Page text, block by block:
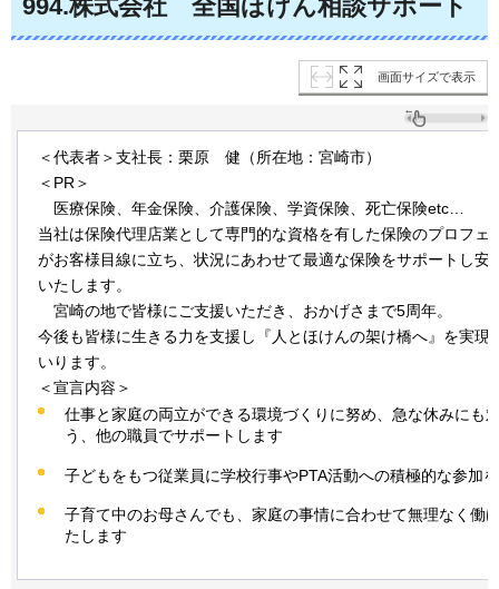
994.株式会社 全国ほけん相談サポート
画面サイズで表示
＜代表者＞支社長：栗原 健 （所在地：宮崎市）
＜PR＞
医療保険、年金保険、介護保険、学資保険、死亡保険etc…
当社は保険代理店業として専門的な資格を有した保険のプロフェ
がお客様目線に立ち、状況にあわせて最適な保険をサポートし安
いたします。
宮崎の地で皆様にご支援いただき、おかげさまで5周年。
今後も皆様に生きる力を支援し『人とほけんの架け橋へ』を実現
いります。
＜宣言内容＞
仕事と家庭の両立ができる環境づくりに努め、急な休みにも
う、他の職員でサポートします
子どもをもつ従業員に学校行事やPTA活動への積極的な参加
子育て中のお母さんでも、家庭の事情に合わせて無理なく働
たします